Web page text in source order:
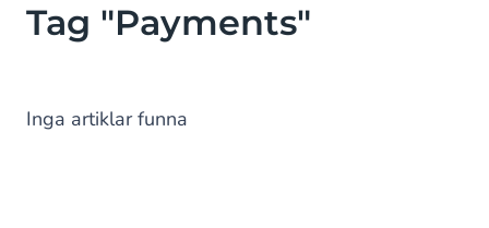
Tag "Payments"
Inga artiklar funna